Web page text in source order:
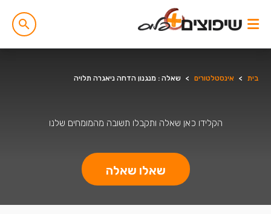
בית > אינסטלטורים > שאלה : מנגנון הדחה ניאגרה תלויה
הקלידו כאן שאלה ותקבלו תשובה מהמומחים שלנו
שאלו שאלה